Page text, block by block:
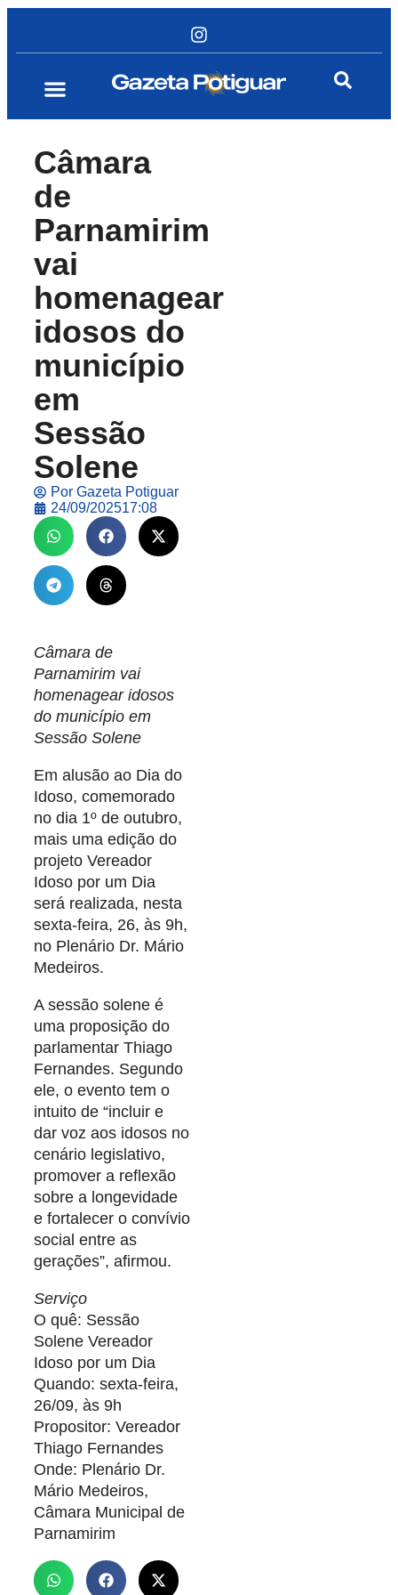
Câmara
de
Parnamirim
vai
homenagear
idosos do
município
em
Sessão
Solene
Por Gazeta Potiguar
24/09/202517:08
Câmara de
Parnamirim vai
homenagear idosos
do município em
Sessão Solene
Em alusão ao Dia do
Idoso, comemorado
no dia 1º de outubro,
mais uma edição do
projeto Vereador
Idoso por um Dia
será realizada, nesta
sexta-feira, 26, às 9h,
no Plenário Dr. Mário
Medeiros.
A sessão solene é
uma proposição do
parlamentar Thiago
Fernandes. Segundo
ele, o evento tem o
intuito de “incluir e
dar voz aos idosos no
cenário legislativo,
promover a reflexão
sobre a longevidade
e fortalecer o convívio
social entre as
gerações”, afirmou.
Serviço
O quê: Sessão
Solene Vereador
Idoso por um Dia
Quando: sexta-feira,
26/09, às 9h
Propositor: Vereador
Thiago Fernandes
Onde: Plenário Dr.
Mário Medeiros,
Câmara Municipal de
Parnamirim